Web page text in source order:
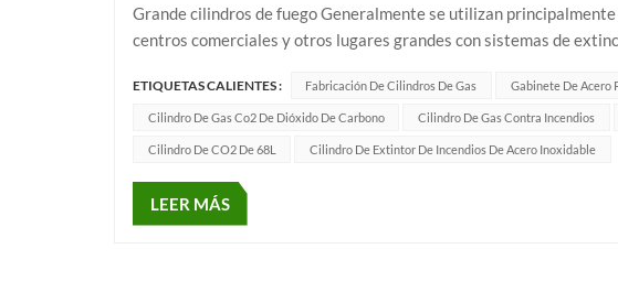
Grande cilindros de fuego Generalmente se utilizan
centros comerciales y otros lugares grandes con sistemas de
ETIQUETAS CALIENTES : Fabricación De Cilindros De Gas Gabinete De Acero
Cilindro De Gas Co2 De Dióxido De Carbono Cilindro De Gas Contra Incendios
Cilindro De CO2 De 68L Cilindro De Extintor De Incendios De Acero Inoxidable
LEER MÁS